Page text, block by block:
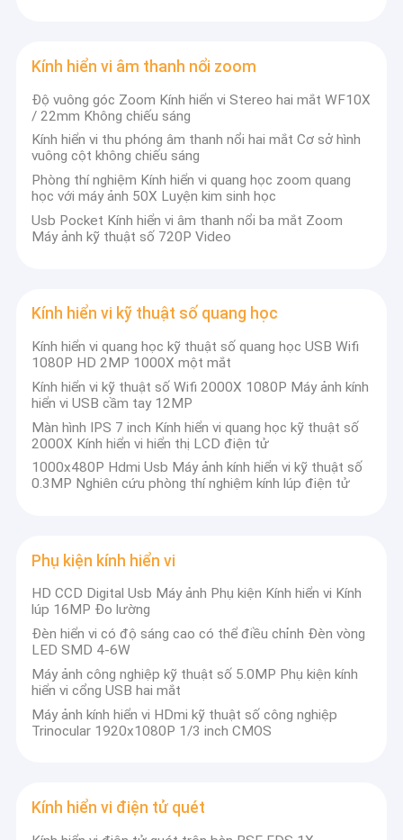
Kính hiển vi so sánh pháp y
Kính hiển vi tương phản pha ba mắt
Kính hiển vi trường tối
Kính hiển vi âm thanh nổi zoom
Phụ kiện kính hiển vi
Kính hiển vi điện tử quét
Kính hiển vi âm thanh nổi zoom
Độ vuông góc Zoom Kính hiển vi Stereo hai mắt WF10X
/ 22mm Không chiếu sáng
Kính hiển vi thu phóng âm thanh nổi hai mắt Cơ sở hình
vuông cột không chiếu sáng
Phòng thí nghiệm Kính hiển vi quang học zoom quang
học với máy ảnh 50X Luyện kim sinh học
Usb Pocket Kính hiển vi âm thanh nổi ba mắt Zoom
Máy ảnh kỹ thuật số 720P Video
Kính hiển vi kỹ thuật số quang học
Kính hiển vi quang học kỹ thuật số quang học USB Wifi
1080P HD 2MP 1000X một mắt
Kính hiển vi kỹ thuật số Wifi 2000X 1080P Máy ảnh kính
hiển vi USB cầm tay 12MP
Màn hình IPS 7 inch Kính hiển vi quang học kỹ thuật số
2000X Kính hiển vi hiển thị LCD điện tử
1000x480P Hdmi Usb Máy ảnh kính hiển vi kỹ thuật số
0.3MP Nghiên cứu phòng thí nghiệm kính lúp điện tử
Phụ kiện kính hiển vi
HD CCD Digital Usb Máy ảnh Phụ kiện Kính hiển vi Kính
lúp 16MP Đo lường
Đèn hiển vi có độ sáng cao có thể điều chỉnh Đèn vòng
LED SMD 4-6W
Máy ảnh công nghiệp kỹ thuật số 5.0MP Phụ kiện kính
hiển vi cổng USB hai mắt
Máy ảnh kính hiển vi HDmi kỹ thuật số công nghiệp
Trinocular 1920x1080P 1/3 inch CMOS
Kính hiển vi điện tử quét